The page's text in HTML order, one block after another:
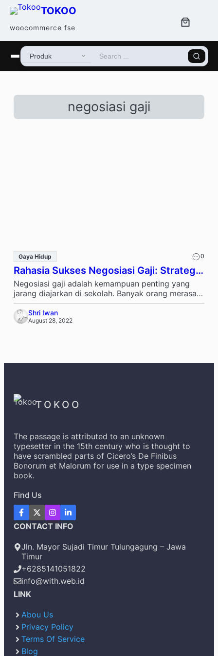
TOKOO
woocommerce fse
negosiasi gaji
Gaya Hidup 0
Rahasia Sukses Negosiasi Gaji: Strategi
yang Tidak Diajarkan di Sekolah
Negosiasi gaji adalah kemampuan penting yang
jarang diajarkan di sekolah. Banyak orang merasa
gugup, takut menyinggung perusahaan, atau
sekadar tidak …
Shri Iwan
August 28, 2022
TOKOO
The passage is attributed to an unknown
typesetter in the 15th century who is thought to
have scrambled parts of Cicero’s De Finibus
Bonorum et Malorum for use in a type specimen
book.
Find Us
CONTACT INFO
Jln. Mayor Sujadi Timur Tulungagung – Jawa
Timur
+6285141051822
info@with.web.id
LINK
Abou Us
Privacy Policy
Terms Of Service
Blog